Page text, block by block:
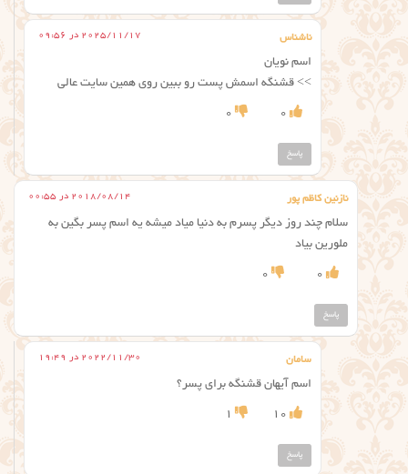
ناشناس 2025/11/17 در 09:56
اسم نویان
>> قشنگه اسمش پست رو ببین روی همین سایت عالی
0
0
پاسخ
نازنین کاظم پور 2018/08/14 در 00:55
سلام چند روز دیگر پسرم به دنیا میاد میشه یه اسم پسر بگین به
ملورین بیاد
0
0
پاسخ
سامان 2022/11/30 در 19:49
اسم آیهان قشنگه برای پسر؟
10
1
پاسخ